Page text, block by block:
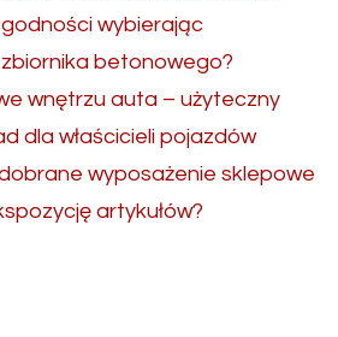
wybierając
betonowego?
wnętrzu auta – użyteczny
dla właścicieli pojazdów
wyposażenie sklepowe
artykułów?